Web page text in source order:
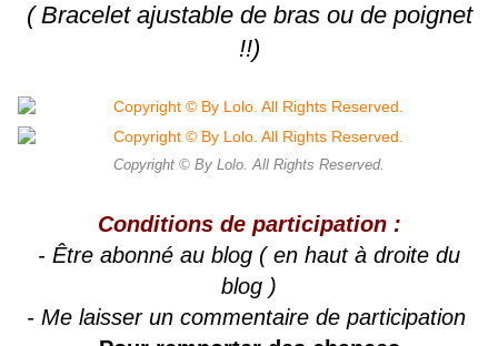
( Bracelet ajustable de bras ou de poignet
!!)
Copyright © By Lolo. All Rights Reserved.
Conditions de participation :
- Être abonné au blog ( en haut à droite du
blog )
- Me laisser un commentaire de participation